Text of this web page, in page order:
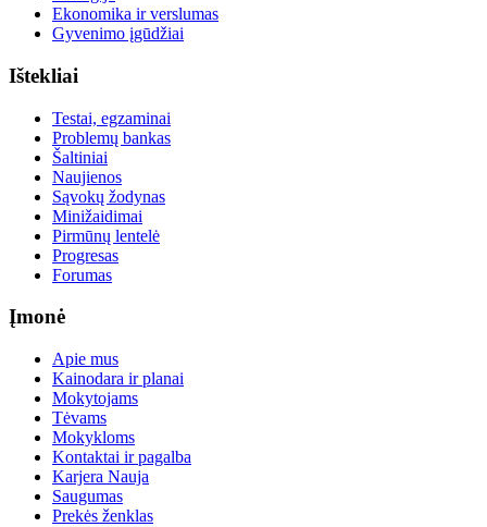
Ekonomika ir verslumas
Gyvenimo įgūdžiai
Ištekliai
Testai, egzaminai
Problemų bankas
Šaltiniai
Naujienos
Sąvokų žodynas
Minižaidimai
Pirmūnų lentelė
Progresas
Forumas
Įmonė
Apie mus
Kainodara ir planai
Mokytojams
Tėvams
Mokykloms
Kontaktai ir pagalba
Karjera Nauja
Saugumas
Prekės ženklas